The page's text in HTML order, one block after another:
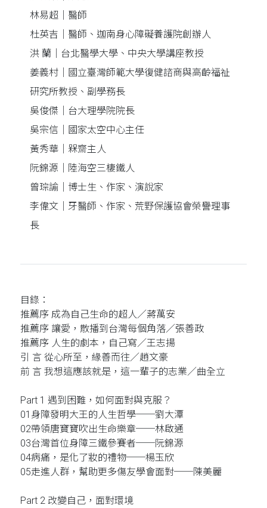
林易超｜醫師
杜英吉｜醫師、迦南身心障礙養護院創辦人
洪 蘭｜台北醫學大學、中央大學講座教授
姜義村｜國立臺灣師範大學復健諮商與高齡福祉
研究所教授、副學務長
吳俊傑｜台大理學院院長
吳宗信｜國家太空中心主任
黃秀華｜槑齋主人
阮錦源｜陸海空三棲鐵人
曾琮諭｜博士生、作家、演說家
李偉文｜牙醫師、作家、荒野保護協會榮譽理事
長
目錄：
推薦序 成為自己生命的超人／蔣萬安
推薦序 讓愛，散播到台灣每個角落／張善政
推薦序 人生的劇本，自己寫／王志揚
引 言 從心所至，緣善而往／趙文豪
前 言 我想這應該就是，這一輩子的志業／曲全立
Part 1 遇到困難，如何面對與克服？
01身障發明大王的人生哲學──劉大潭
02帶領唐寶寶吹出生命樂章──林啟通
03台灣首位身障三鐵參賽者──阮錦源
04病痛，是化了妝的禮物──楊玉欣
05走進人群，幫助更多傷友學會面對──陳美麗
Part 2 改變自己，面對環境